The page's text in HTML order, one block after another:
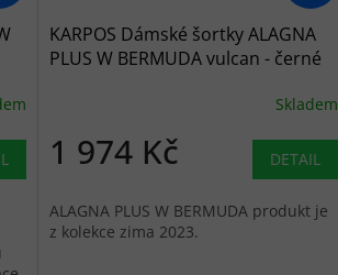
KARPOS Dámské šortky ALAGNA
PLUS W BERMUDA vulcan - černé
Skladem
1 974 Kč DETAIL
ALAGNA PLUS W BERMUDA produkt je
z kolekce zima 2023.